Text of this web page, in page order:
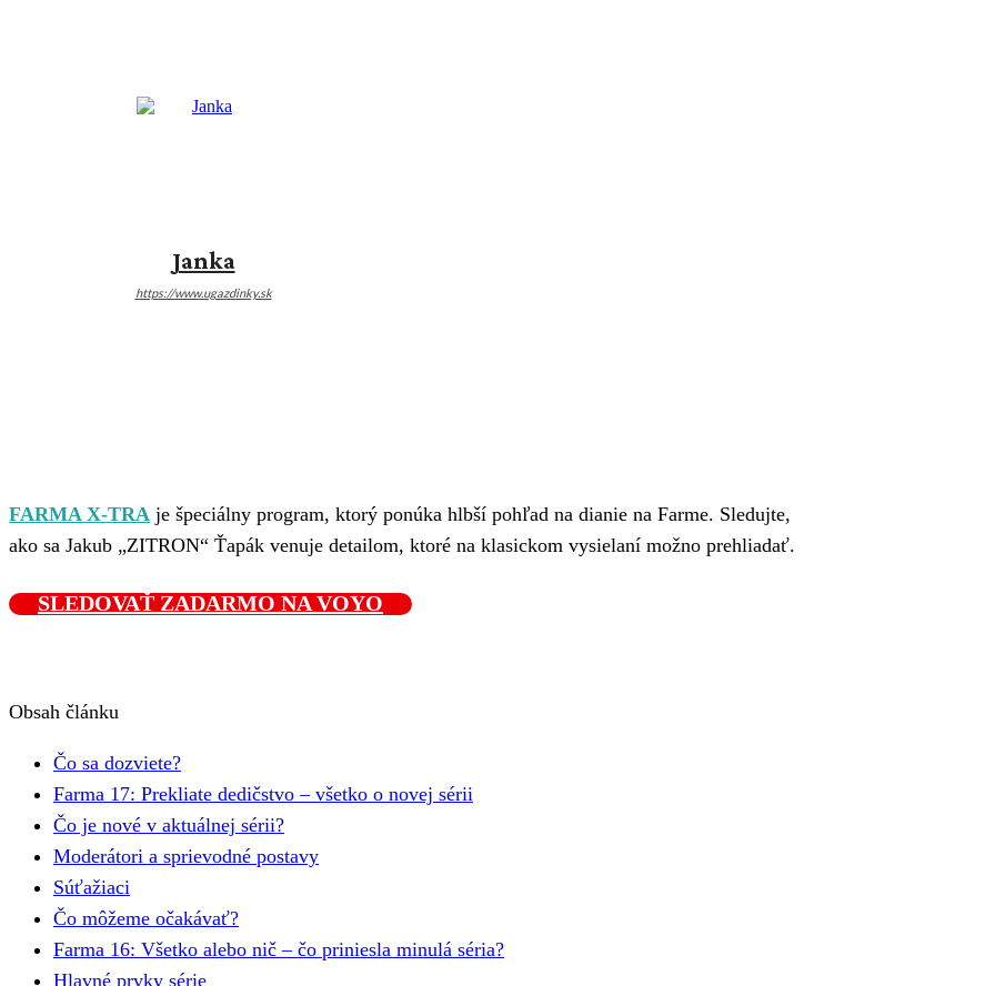
Janka
https://www.ugazdinky.sk
FARMA X-TRA je špeciálny program, ktorý ponúka hlbší pohľad na dianie na Farme. Sledujte,
ako sa Jakub „ZITRON“ Ťapák venuje detailom, ktoré na klasickom vysielaní možno prehliadať.
SLEDOVAŤ ZADARMO NA VOYO
Obsah článku
Čo sa dozviete?
Farma 17: Prekliate dedičstvo – všetko o novej sérii
Čo je nové v aktuálnej sérii?
Moderátori a sprievodné postavy
Súťažiaci
Čo môžeme očakávať?
Farma 16: Všetko alebo nič – čo priniesla minulá séria?
Hlavné prvky série